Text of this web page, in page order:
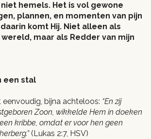
hemels. Het is vol gewone
plannen, en momenten van pijn
komt Hij. Niet alleen als
maar als Redder van mijn
een stal
eenvoudig, bijna achteloos: “En zij
Zoon, wikkelde Hem in doeken
kribbe, omdat er voor hen geen
(Lukas 2:7, HSV)